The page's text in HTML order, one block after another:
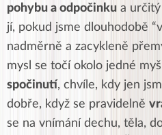
pohybu a odpočinku a určitý
jí, pokud jsme dlouhodobě
nadměrně a zacykleně
mysl se točí okolo jedné
spočinutí, chvíle, kdy jen
dobře, když se pravidelně
se na vnímání dechu, těla,